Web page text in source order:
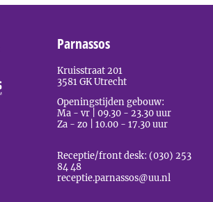
Parnassos
Kruisstraat 201
3581 GK Utrecht
Openingstijden gebouw:
Ma - vr | 09.30 - 23.30 uur
Za - zo | 10.00 - 17.30 uur
Receptie/front desk: (030) 253
84 48
receptie.parnassos@uu.nl